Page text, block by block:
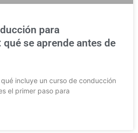
para
se aprende antes de
incluye un curso de conducción
el primer paso para